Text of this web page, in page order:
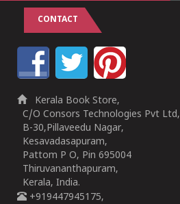
CONTACT
Kerala Book Store,
C/O Consors Technologies Pvt Ltd,
B-30,Pillaveedu Nagar,
Kesavadasapuram,
Pattom P O, Pin 695004
Thiruvananthapuram,
Kerala, India.
+919447945175,